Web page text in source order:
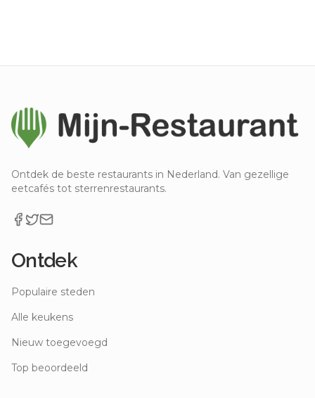
Ontdek de beste restaurants in Nederland. Van gezellige
eetcafés tot sterrenrestaurants.
Ontdek
Populaire steden
Alle keukens
Nieuw toegevoegd
Top beoordeeld